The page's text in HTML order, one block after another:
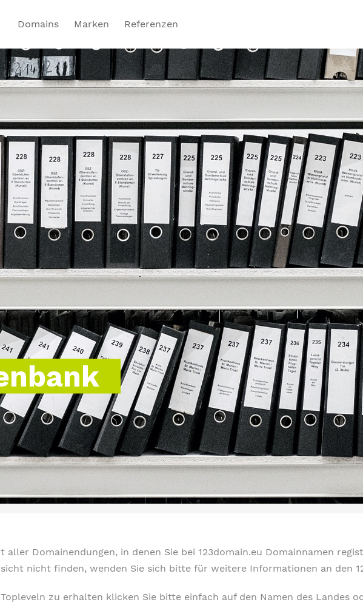
Domains Marken Referenzen
aller Domainendungen, in denen Sie bei 123domain.eu Domainnamen
nicht finden, wenden Sie sich bitte für weitere Informationen an den
zu erhalten klicken Sie bitte einfach auf den Namen des Landes